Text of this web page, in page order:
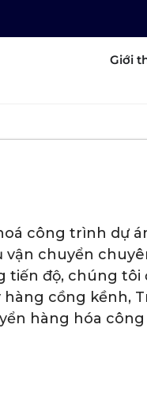
Giới
công trình dự
chuyển
độ, chúng
cồng kềnh,
hàng hóa